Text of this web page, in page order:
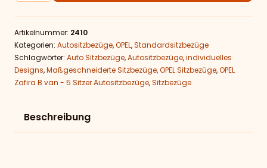
Artikelnummer: 2410
Kategorien: Autositzbezüge,OPEL,Standardsitzbezüge
Schlagwörter: Auto Sitzbezüge,Autositzbezüge,individuelles
Designs,Maßgeschneiderte Sitzbezüge,OPEL Sitzbezüge,OPEL
Zafira B van - 5 Sitzer Autositzbezüge,Sitzbezüge
Beschreibung